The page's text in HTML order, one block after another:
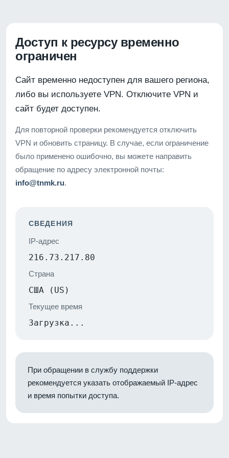
Доступ к ресурсу временно
ограничен
Сайт временно недоступен для вашего региона,
либо вы используете VPN. Отключите VPN и
сайт будет доступен.
Для повторной проверки рекомендуется отключить
VPN и обновить страницу. В случае, если ограничение
было применено ошибочно, вы можете направить
обращение по адресу электронной почты:
info@tnmk.ru.
СВЕДЕНИЯ
IP-адрес
216.73.217.80
Страна
США (US)
Текущее время
Загрузка...
При обращении в службу поддержки
рекомендуется указать отображаемый IP-адрес
и время попытки доступа.